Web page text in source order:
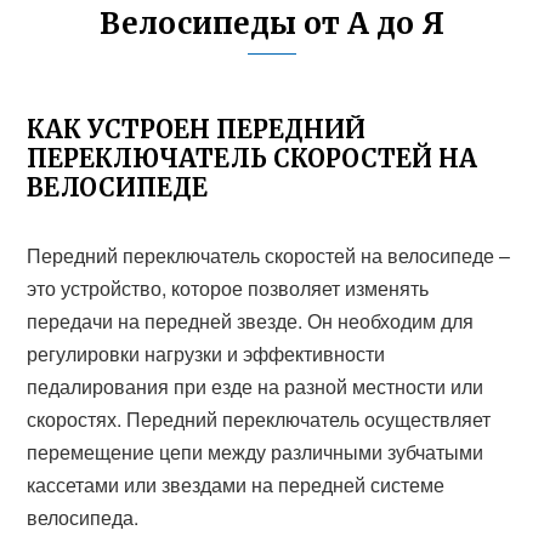
Велосипеды от А до Я
КАК УСТРОЕН ПЕРЕДНИЙ
ПЕРЕКЛЮЧАТЕЛЬ СКОРОСТЕЙ НА
ВЕЛОСИПЕДЕ
Передний переключатель скоростей на велосипеде –
это устройство, которое позволяет изменять
передачи на передней звезде. Он необходим для
регулировки нагрузки и эффективности
педалирования при езде на разной местности или
скоростях. Передний переключатель осуществляет
перемещение цепи между различными зубчатыми
кассетами или звездами на передней системе
велосипеда.